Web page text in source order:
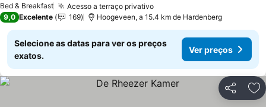
Bed & Breakfast Acesso a terraço privativo
9,0 Excelente 169 Hoogeveen, a 15.4 km de Hardenberg
Selecione as datas para ver os preços
exatos.
Ver preços
Partilhar